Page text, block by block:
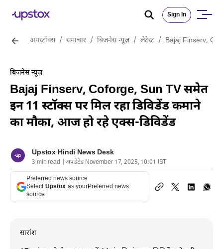
Sign In
अपस्टॉक्स / समाचार / बिजनेस न्यूज़ / लेटेस्ट / Bajaj Finserv,
बिजनेस न्यूज़
Bajaj Finserv, Coforge, Sun TV समेत
इन 11 स्टॉक्स पर मिल रहा डिविडेंड कमाने
का मौका, आज हो रहे एक्स-डिविडेंड
Upstox Hindi News Desk
3 min read | अपडेटेड November 17, 2025, 10:01 IST
Preferred news source
Select Upstox as yourPreferred news
source
सारांश